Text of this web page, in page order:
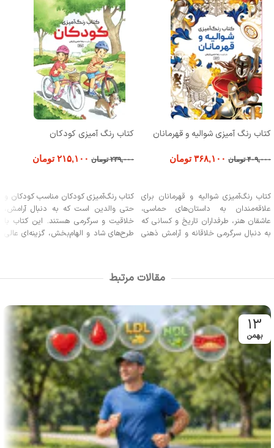
کتاب رنگ آمیزی شوالیه و قهرمانان
۴۰۹,۰۰۰ تومان ۳۶۸,۱۰۰ تومان
کتاب رنگ‌آمیزی شوالیه و قهرمانان برای
علاقه‌مندان به داستان‌های حماسی،
عاشقان هنر، طرفداران تاریخ و کسانی که
به دنبال سرگرمی خلاقانه و آرامش ذهنی
لذت می‌برید، این کتاب مخصوص
شماست.
کتاب رنگ آمیزی کودکان
۲۳۹,۰۰۰ تومان ۲۱۵,۱۰۰ تومان
کتاب رنگ‌آمیزی کودکان مناسب کودکان و
حتی والدین است که به دنبال آرامش،
خلاقیت و سرگرمی هستند. این کتاب با
طرح‌های شاد و الهام‌بخش، گزینه‌ای عالی
مقالات مرتبط
13
بهمن